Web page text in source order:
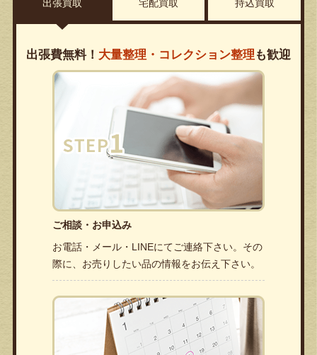
出張買取 宅配買取 持込買取
出張費無料！ 大量整理・コレクション整理 も歓迎
ご相談・お申込み
お電話・メール・LINEにてご連絡下さい。その
際に、お売りしたい品の情報をお伝え下さい。